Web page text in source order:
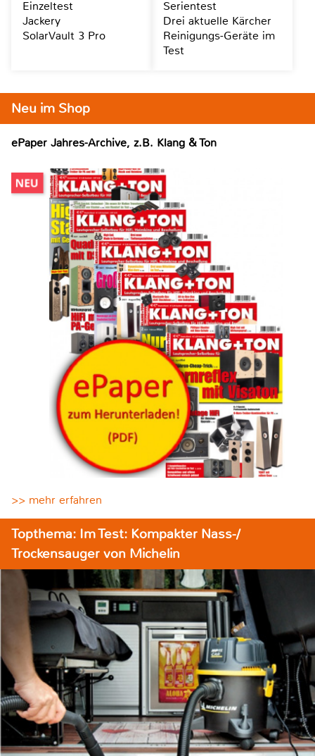
Neu im Shop
ePaper Jahres-Archive, z.B. Klang & Ton
>> mehr erfahren
Topthema: Im Test: Kompakter Nass-/
Trockensauger von Michelin
Einzeltest
Jackery
SolarVault 3 Pro
Serientest
Drei aktuelle Kärcher
Reinigungs-Geräte im
Test